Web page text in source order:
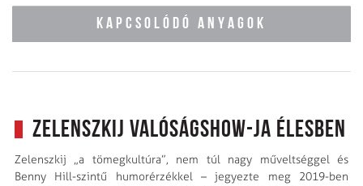
KAPCSOLÓDÓ ANYAGOK
Zelenszkij valóságshow-ja élesben
Zelenszkij „a tömegkultúra”, nem túl nagy műveltséggel és
Benny Hill-szintű humor­érzékkel – jegyezte meg 2019-ben